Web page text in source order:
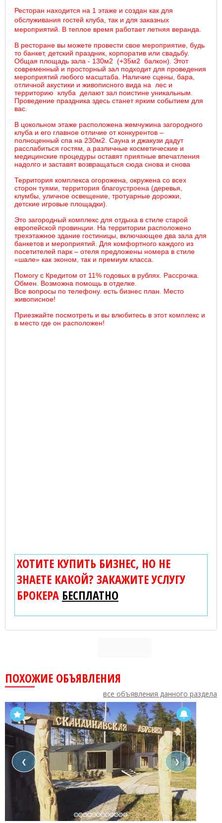
Ресторан находится на 1 этаже и создан как для
обслуживания гостей клуба, так и для заказных
мероприятий. В теплое время работает летняя веранда.
В ресторане вы можете провести свое мероприятие, будь
то банкет, детский праздник, корпоратив или свадьбу.
Общая площадь зала - 130м2 (+35м2 балкон). Этот
современный и просторный зал подходит для проведения
мероприятий любого масштаба. Наличие сцены, бара,
отличной акустики и живописного вида на лес и
территорию клуба делают зал поистине уникальным.
Проведение праздника здесь станет ярким событием для
вас.
В цокольном этаже расположена жемчужина загородного
клуба и его главное отличие от конкурентов –
полноценный спа на 230м2. Сауна и джакузи дадут
расслабиться гостям, а различные косметические и
медицинские процедуры оставят приятные впечатления
надолго и заставят возвращаться сюда снова и снова
Территория комплекса огорожена, окружена со всех
сторон туями, территория благоустроена (деревья,
клумбы, уличное освещение, тротуарные дорожки,
детские игровые площадки).
Это загородный комплекс для отдыха в стиле старой
европейской провинции. На территории расположено
трехэтажное здание гостиницы, включающее два зала для
банкетов и мероприятий. Для комфортного каждого из
посетителей парк – отеля предложены номера в стиле
«шале» как эконом, так и премиум класса.
Помогу с Кредитом от 11% годовых в рублях. Рассрочка.
Обмен. Возможна помощь в отделке.
Все вопросы по телефону. есть бизнес план. Место
живописное!
Приезжайте посмотреть и вы влюбитесь в этот комплекс и
в место где он расположен!
ХОТИТЕ КУПИТЬ БИЗНЕС, НО НЕ
ЗНАЕТЕ КАКОЙ? ЗАКАЖИТЕ УСЛУГУ
БРОКЕРА БЕСПЛАТНО
ПОХОЖИЕ ОБЪЯВЛЕНИЯ
все объявления данного раздела
❮ ❯